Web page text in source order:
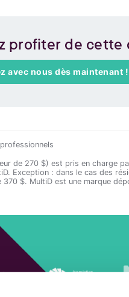
profiter de cette
avec nous dès maintenant !
de 270 $) est pris en charge
Exception : dans le cas des
$. MultiD est une marque